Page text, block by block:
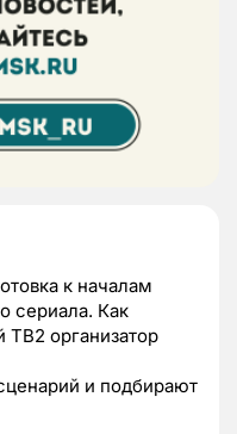
к началам
сериала. Как
ТВ2 организатор
и подбирают